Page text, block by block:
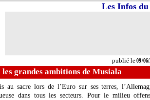
publié le09/06/
Les Infos
grandes ambitions de Musiala
au sacre lors de l’Euro sur ses terres,
dans tous les secteurs. Pour le milieu